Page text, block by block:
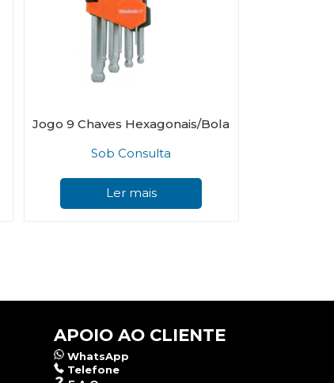
Jogo 9 Chaves Hexagonais/Bola
Sob Consulta
Ler mais
APOIO AO CLIENTE
WhatsApp
Telefone